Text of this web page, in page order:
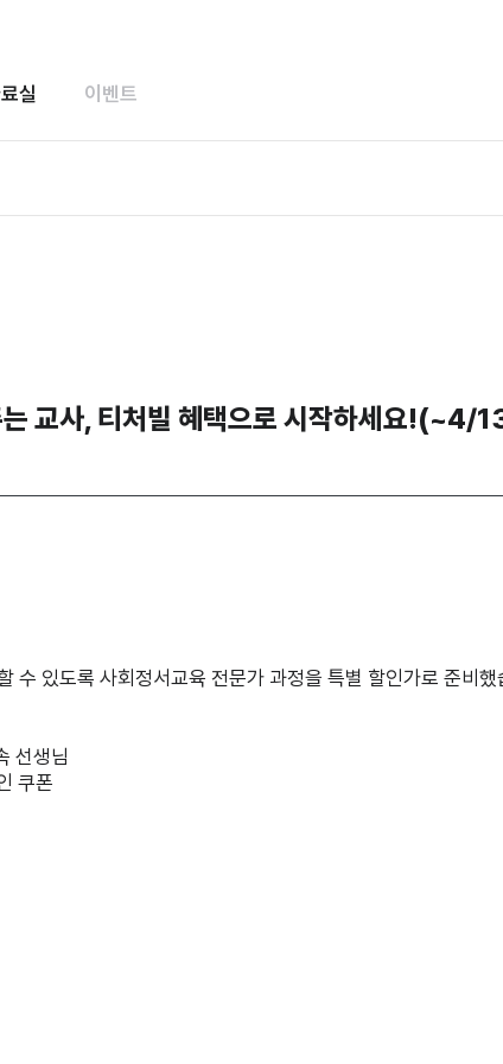
실 이벤트
교사, 티처빌 혜택으로 시작하세요!(~4/
수 있도록 사회정서교육 전문가 과정을 특별 할인가로 준비했
선생님
쿠폰